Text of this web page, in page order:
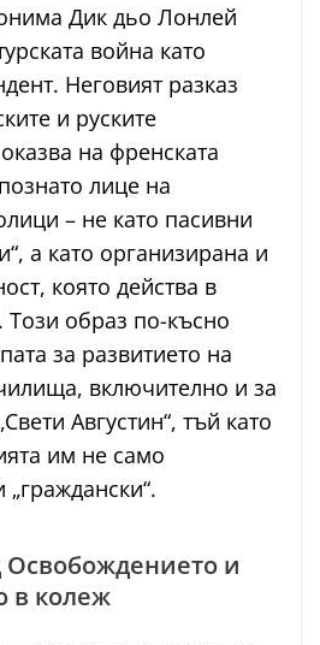
Дик дьо Лонлей
война като
Неговият разказ
и руските
на френската
лице на
– не като пасивни
а като организирана и
която действа в
Този образ по-късно
за развитието на
включително и за
Августин“, тъй като
им не само
Освобождението и
в колеж